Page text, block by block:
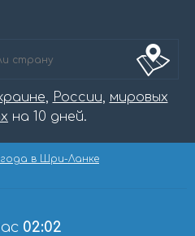
, России, мировых
на 10 дней.
в Шри-Ланке
02:02